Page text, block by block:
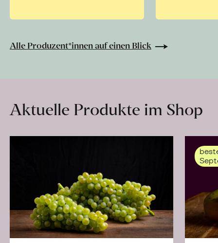
Alle Produzent*innen auf einen Blick
Aktuelle Produkte im Shop